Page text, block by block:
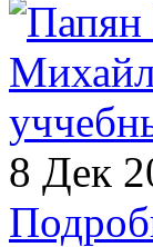
8 Дек